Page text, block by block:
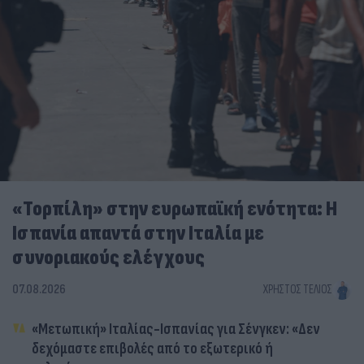
«Τορπίλη» στην ευρωπαϊκή ενότητα: Η
Ισπανία απαντά στην Ιταλία με
συνοριακούς ελέγχους
07.08.2026 ΧΡΉΣΤΟΣ ΤΈΛΙΟΣ
«Μετωπική» Ιταλίας-Ισπανίας για Σένγκεν: «Δεν
δεχόμαστε επιβολές από το εξωτερικό ή